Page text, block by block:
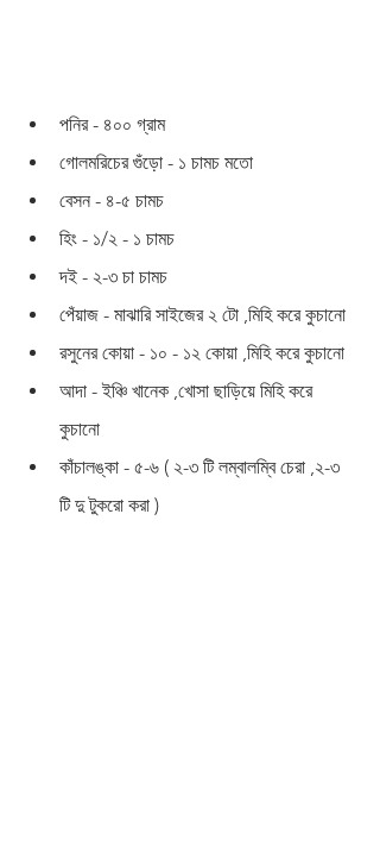
পনির - ৪০০ গ্রাম
গোলমরিচের গুঁড়ো - ১ চামচ মতো
বেসন - ৪-৫ চামচ
হিং - ১/২ - ১ চামচ
দই - ২-৩ চা চামচ
পেঁয়াজ - মাঝারি সাইজের ২ টো ,মিহি করে কুচানো
রসুনের কোয়া - ১০ - ১২ কোয়া ,মিহি করে কুচানো
আদা - ইঞ্চি খানেক ,খোসা ছাড়িয়ে মিহি করে
কুচানো
কাঁচালঙ্কা - ৫-৬ ( ২-৩ টি লম্বালম্বি চেরা ,২-৩
টি দু টুকরো করা )